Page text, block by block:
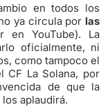
en todos los
ya circula por las
en YouTube). La
oficialmente, ni
como tampoco el
CF La Solana, por
de que la
aplaudirá.